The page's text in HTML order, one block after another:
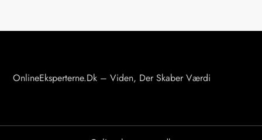
g
OnlineEksperterne.dk – Viden, Der Skaber Værdi